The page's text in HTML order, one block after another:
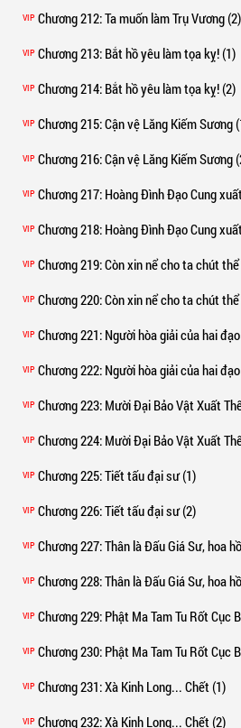
VIP Chương 212: Ta muốn làm Trụ Vương (2)
VIP Chương 213: Bắt hồ yêu làm tọa kỵ! (1)
VIP Chương 214: Bắt hồ yêu làm tọa kỵ! (2)
VIP Chương 215: Cận vệ Lăng Kiếm Sương
VIP Chương 216: Cận vệ Lăng Kiếm Sương
VIP Chương 217: Hoàng Đình Đạo Cung
VIP Chương 218: Hoàng Đình Đạo Cung
VIP Chương 219: Còn xin nể cho ta chút
VIP Chương 220: Còn xin nể cho ta chút
VIP Chương 221: Người hòa giải của hai
VIP Chương 222: Người hòa giải của hai
VIP Chương 223: Mười Đại Bảo Vật Xuất
VIP Chương 224: Mười Đại Bảo Vật Xuất
VIP Chương 225: Tiết tấu đại sư (1)
VIP Chương 226: Tiết tấu đại sư (2)
VIP Chương 227: Thân là Đấu Giá Sư, hoa hồng
VIP Chương 228: Thân là Đấu Giá Sư, hoa hồng
VIP Chương 229: Phật Ma Tam Tu Rốt Cục
VIP Chương 230: Phật Ma Tam Tu Rốt Cục
VIP Chương 231: Xà Kinh Long... Chết (1)
VIP Chương 232: Xà Kinh Long... Chết (2)